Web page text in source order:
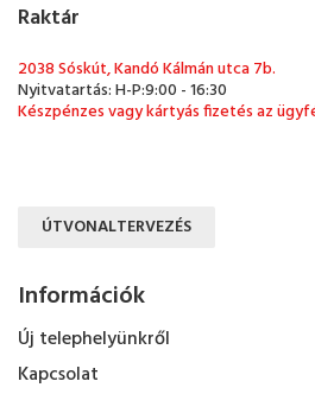
Raktár
2038 Sóskút, Kandó Kálmán utca 7b.
Nyitvatartás: H-P:9:00 - 16:30
Készpénzes vagy kártyás fizetés az
ÚTVONALTERVEZÉS
Információk
Új telephelyünkről
Kapcsolat